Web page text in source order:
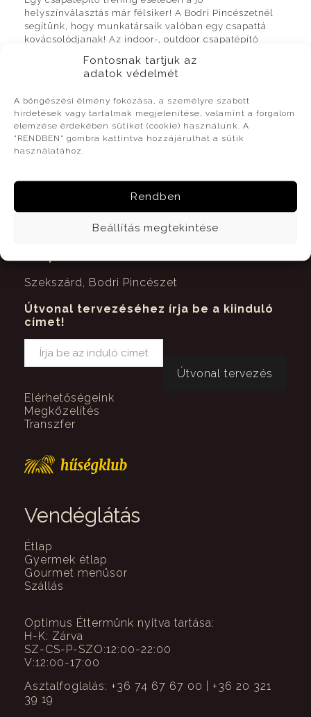
Fontosnak tartjuk az
adatok védelmét
A böngészési élmény fokozása, a személyre szabott
hirdetések vagy tartalmak megjelenítése, valamint a forgalom
elemzése érdekében sütiket (cookie) használunk. A
"RENDBEN" gombra kattintva hozzájárulhat a sütik
használatához.
Rendben
Beállítás megtekintése
helyszínválasztás már félsiker! A Bodri Pincészetnél
segítünk, hogy munkatársaik valóban egy csapattá
kovácsolódjanak! Az indoor-, outdoor csapatépítő
különböző élménytúrákról az az ESCAPE CLUB tagjai
gondoskodnak.
ESCAPE KLUB AJÁNLAT
Szekszárd, Bodri Pincészet
Útvonal tervezéséhez írja be a kiinduló
címet!
Elérhetőségeink
Megközelítés
Transzfer
Vendéglátás
Étlap
Gyermek étlap
Gourmet menüsor
Szállás
Optimus Éttermünk nyitva tartása:
H-K: Zárva
SZ-CS-P-SZO:12:00-22:00
V:12:00-17:00
Asztalfoglalás: +36 74 67 67 00 | +36 20 321
39 19